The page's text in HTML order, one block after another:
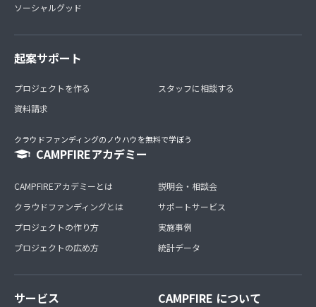
ソーシャルグッド
起案サポート
プロジェクトを作る
資料請求
スタッフに相談する
クラウドファンディングのノウハウを無料で学ぼう
CAMPFIREアカデミー
CAMPFIREアカデミーとは
クラウドファンディングとは
プロジェクトの作り方
プロジェクトの広め方
説明会・相談会
サポートサービス
実施事例
統計データ
サービス CAMPFIRE について